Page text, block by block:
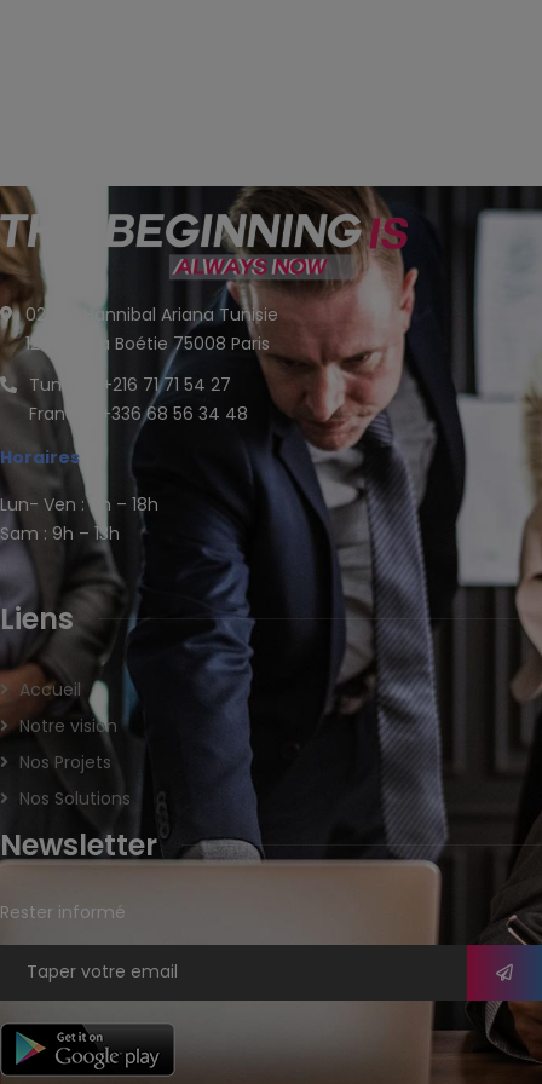
02 rue Hannibal Ariana Tunisie
128 Rue La Boétie 75008 Paris
Tunisie : +216 71 71 54 27
France : +336 68 56 34 48
Horaires
Lun- Ven : 9h – 18h
Sam : 9h – 13h
Liens
Accueil
Notre vision
Nos Projets
Nos Solutions
Newsletter
Rester informé